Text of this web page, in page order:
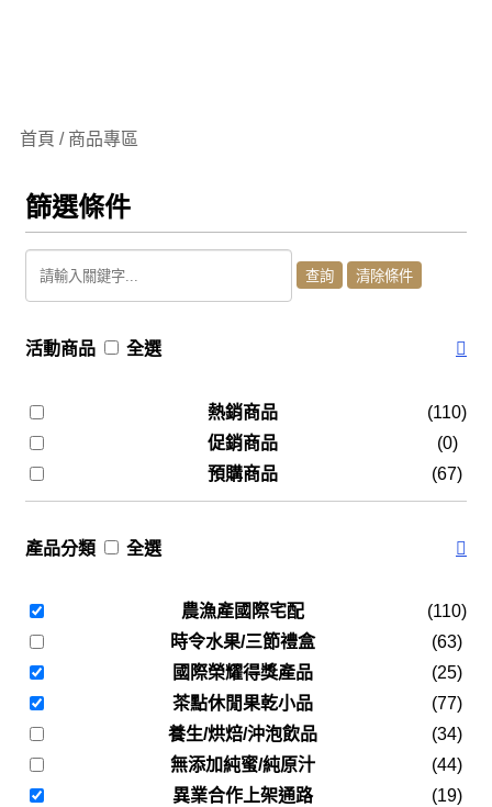
首頁 / 商品專區
篩選條件
活動商品 全選
熱銷商品
(110)
促銷商品
(0)
預購商品
(67)
產品分類 全選
農漁產國際宅配
(110)
時令水果/三節禮盒
(63)
國際榮耀得獎產品
(25)
茶點休閒果乾小品
(77)
養生/烘焙/沖泡飲品
(34)
無添加純蜜/純原汁
(44)
異業合作上架通路
(19)